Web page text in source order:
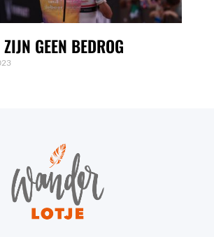
GEEN BEDROG